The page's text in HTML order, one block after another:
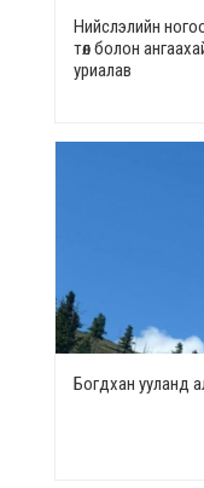
Нийслэлийн
төл болон
уриалав
Богдхан ууланд